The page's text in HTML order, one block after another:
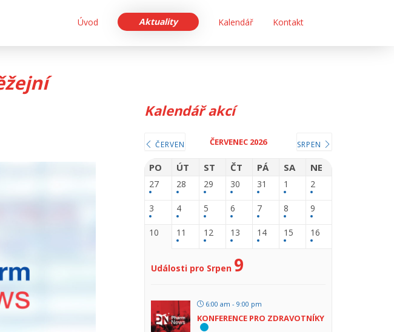
Úvod Aktuality Kalendář Kontakt
Kalendář akcí
ČERVEN ČERVENEC 2026 SRPEN
PO ÚT ST ČT PÁ SA NE
27 28 29 30 31 1 2
3 4 5 6 7 8 9
10 11 12 13 14 15 16
Události pro Srpen 9
6:00 am - 9:00 pm
KONFERENCE PRO ZDRAVOTNÍKY